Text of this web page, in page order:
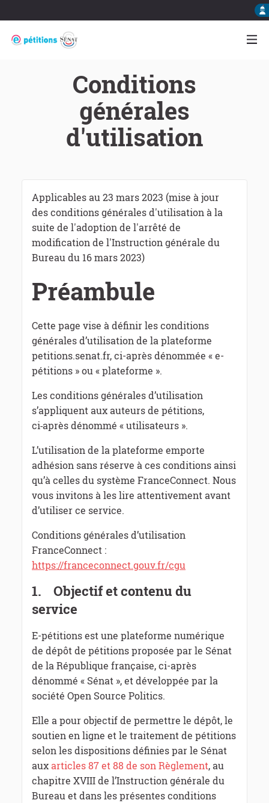
Conditions
générales
d'utilisation
Applicables au 23 mars 2023 (mise à jour
des conditions générales d'utilisation à la
suite de l'adoption de l'arrêté de
modification de l'Instruction générale du
Bureau du 16 mars 2023)
Préambule
Cette page vise à définir les conditions
générales d’utilisation de la plateforme
petitions.senat.fr, ci-après dénommée « e-
pétitions » ou « plateforme ».
Les conditions générales d’utilisation
s’appliquent aux auteurs de pétitions,
ci‑après dénommé « utilisateurs ».
L’utilisation de la plateforme emporte
adhésion sans réserve à ces conditions ainsi
qu’à celles du système FranceConnect. Nous
vous invitons à les lire attentivement avant
d’utiliser ce service.
Conditions générales d’utilisation
FranceConnect :
https://franceconnect.gouv.fr/cgu
1.
Objectif et contenu du
service
E-pétitions est une plateforme numérique
de dépôt de pétitions proposée par le Sénat
de la République française, ci-après
dénommé « Sénat », et développée par la
société Open Source Politics.
Elle a pour objectif de permettre le dépôt, le
soutien en ligne et le traitement de pétitions
selon les dispositions définies par le Sénat
auxarticles 87 et 88 de son Règlement, au
chapitre XVIII de l’Instruction générale du
Bureau et dans les présentes conditions